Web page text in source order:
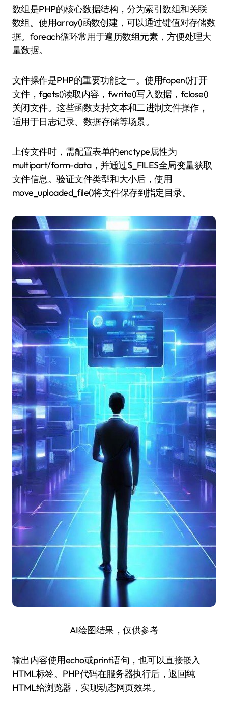
数组是PHP的核心数据结构，分为索引数组和关联
数组。使用array()函数创建，可以通过键值对存储数
据。foreach循环常用于遍历数组元素，方便处理大
量数据。
文件操作是PHP的重要功能之一。使用fopen()打开
文件，fgets()读取内容，fwrite()写入数据，fclose()
关闭文件。这些函数支持文本和二进制文件操作，
适用于日志记录、数据存储等场景。
上传文件时，需配置表单的enctype属性为
multipart/form-data，并通过$_FILES全局变量获取
文件信息。验证文件类型和大小后，使用
move_uploaded_file()将文件保存到指定目录。
AI绘图结果，仅供参考
输出内容使用echo或print语句，也可以直接嵌入
HTML标签。PHP代码在服务器执行后，返回纯
HTML给浏览器，实现动态网页效果。